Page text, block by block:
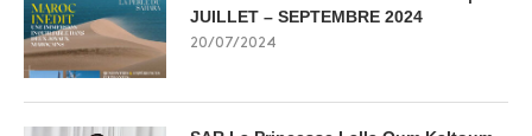
JUILLET – SEPTEMBRE 2024
20/07/2024